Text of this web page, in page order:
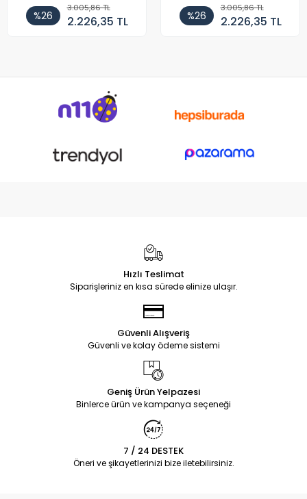
%26
3.005,86 TL
2.226,35 TL %26
3.005,86 TL
2.226,35 TL
Hızlı Teslimat
Siparişleriniz en kısa sürede elinize ulaşır.
Güvenli Alışveriş
Güvenli ve kolay ödeme sistemi
Geniş Ürün Yelpazesi
Binlerce ürün ve kampanya seçeneği
7 / 24 DESTEK
Öneri ve şikayetlerinizi bize iletebilirsiniz.